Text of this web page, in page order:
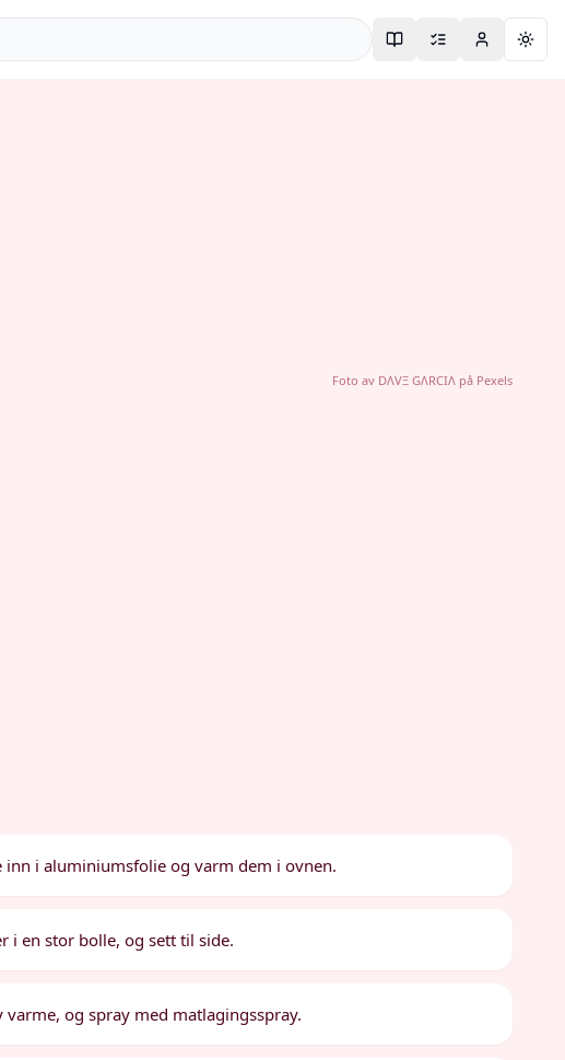
Foto av DΛVΞ GΛRCIΛpå Pexels
inn i aluminiumsfolie og varm dem i ovnen.
i en stor bolle, og sett til side.
og spray med matlagingsspray.